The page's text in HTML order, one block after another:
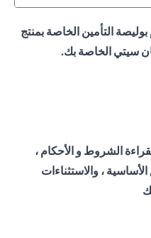
التأمين الخاصة بمنتج
سيتي الخاصة بك.
الشروط و الأحكام ،
، والاستثناءات